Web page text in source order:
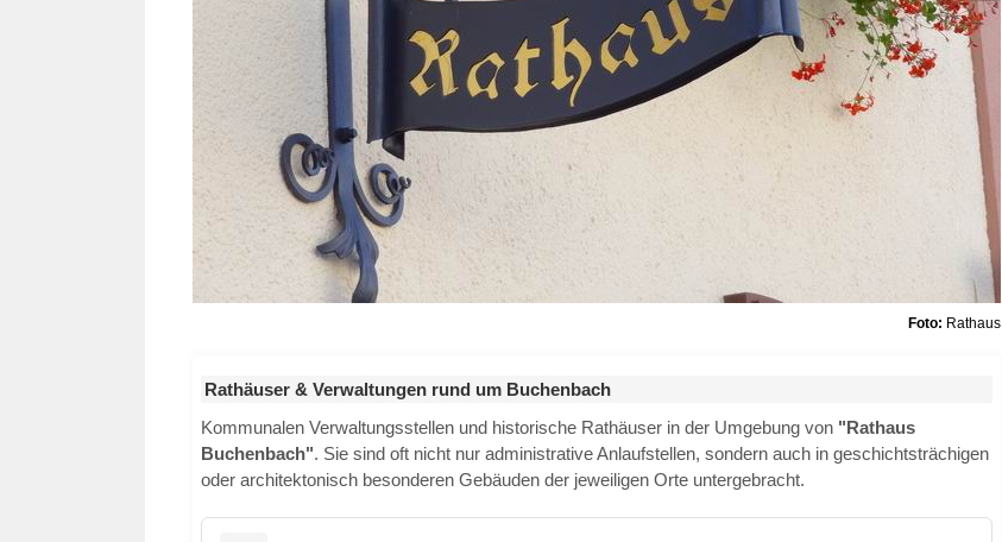
Foto: Rathaus
Rathäuser & Verwaltungen rund um Buchenbach
Kommunalen Verwaltungsstellen und historische Rathäuser in der Umgebung von "Rathaus
Buchenbach". Sie sind oft nicht nur administrative Anlaufstellen, sondern auch in geschichtsträchigen
oder architektonisch besonderen Gebäuden der jeweiligen Orte untergebracht.